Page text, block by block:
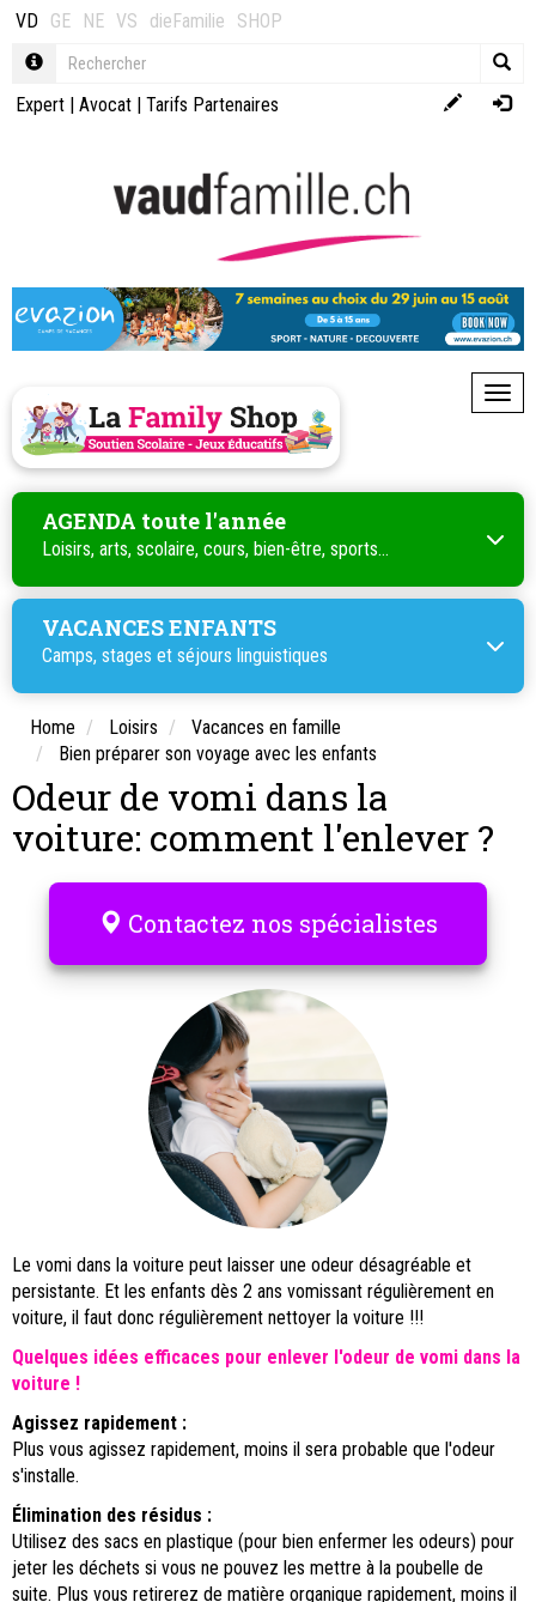
VD GE NE VS dieFamilie SHOP
Expert | Avocat | Tarifs Partenaires
AGENDA toute l'année
Loisirs, arts, scolaire, cours, bien-être, sports...
VACANCES ENFANTS
Camps, stages et séjours linguistiques
Home Loisirs
Vacances en famille
Bien préparer son voyage avec les enfants
Odeur de vomi dans la
voiture: comment l'enlever ?
Contactez nos spécialistes
Le vomi dans la voiture peut laisser une odeur désagréable et
persistante. Et les enfants dès 2 ans vomissant régulièrement en
voiture, il faut donc régulièrement nettoyer la voiture !!!
Quelques idées efficaces pour enlever l'odeur de vomi dans la
voiture !
Agissez rapidement :
Plus vous agissez rapidement, moins il sera probable que l'odeur
s'installe.
Élimination des résidus :
Utilisez des sacs en plastique (pour bien enfermer les odeurs) pour
jeter les déchets si vous ne pouvez les mettre à la poubelle de
suite. Plus vous retirerez de matière organique rapidement, moins il